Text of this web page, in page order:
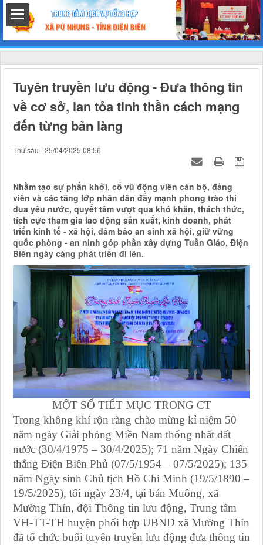
chính
Tuyên truyền lưu động - Đưa thông tin
về cơ sở, lan tỏa tinh thần cách mạng
đến từng bản làng
Thứ sáu - 25/04/2025 08:56
Nhằm tạo sự phấn khởi, cổ vũ động viên cán bộ, đảng
viên và các tầng lớp nhân dân đẩy mạnh phong trào thi
đua yêu nước, quyết tâm vượt qua khó khăn, thách thức,
tích cực tham gia lao động sản xuất, kinh doanh, phát
triển kinh tế - xã hội, đảm bảo an sinh xã hội, giữ vững
quốc phòng - an ninh góp phần xây dựng Tuần Giáo, Điện
Biên ngày càng phát triển đi lên.
MỘT SỐ TIẾT MỤC TRONG CT
Trong không khí rộn ràng chào mừng kỉ niệm 50
năm ngày Giải phóng Miền Nam thống nhất đất
nước (30/4/1975 – 30/4/2025); 71 năm Ngày Chiến
thắng Điện Biên Phủ (07/5/1954 – 07/5/2025); 135
năm Ngày sinh Chủ tịch Hồ Chí Minh (19/5/1890 –
19/5/2025), tối ngày 23/4, tại bản Muông, xã
Mường Thín, đội Thông tin lưu động, Trung tâm
VH-TT-TH huyện phối hợp UBND xã Mường Thín
đã tổ chức buổi tuyên truyền lưu động đưa thông tin